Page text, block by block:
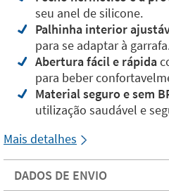
seu anel de silicone.
Palhinha interior
para se adaptar à
Abertura fácil e rápida
para beber
Material seguro e sem
utilização saudável e
Mais detalhes
DADOS DE ENVIO